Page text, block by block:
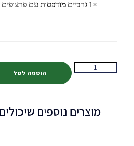
×1 גרביים מודפסות עם פרצופים
הוספה לסל
מוצרים נוספים